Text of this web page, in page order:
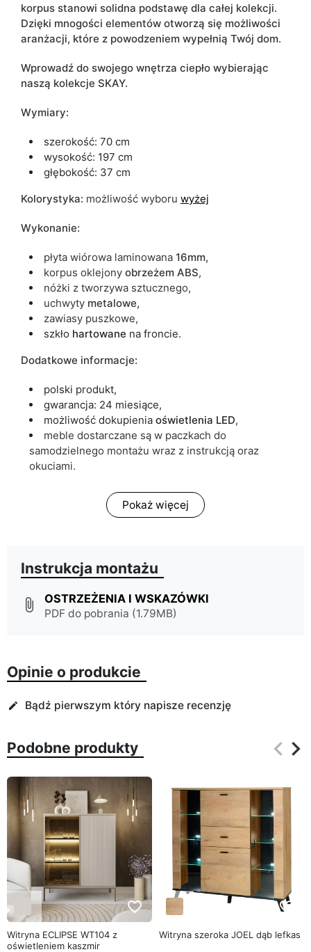
Termin dostawy: 10 dni roboczych
Ze względu na proces produkcyjny i właściwości materiałów,
możliwe są tolerancje wymiarowe na poziomie +/- 2–3 cm.
korpus stanowi solidna podstawę dla całej kolekcji.
Dzięki mnogości elementów otworzą się możliwości
aranżacji, które z powodzeniem wypełnią Twój dom.
Wprowadź do swojego wnętrza ciepło wybierając
naszą kolekcje SKAY.
Wymiary:
szerokość: 70 cm
wysokość: 197 cm
głębokość: 37 cm
Kolorystyka: możliwość wyboru wyżej
Wykonanie:
płyta wiórowa laminowana 16mm,
korpus oklejony obrzeżem ABS,
nóżki z tworzywa sztucznego,
uchwyty metalowe,
zawiasy puszkowe,
szkło hartowane na froncie.
Dodatkowe informacje:
polski produkt,
gwarancja: 24 miesiące,
możliwość dokupienia oświetlenia LED,
meble dostarczane są w paczkach do
samodzielnego montażu wraz z instrukcją oraz
okuciami.
Pokaż więcej
Instrukcja montażu
attach_file OSTRZEŻENIA I WSKAZÓWKI
PDF do pobrania (1.79MB)
Opinie o produkcie
edit Bądź pierwszym który napisze recenzję
Podobne produkty keyboard_arrow_left
keyboard_arrow_right
favorite_border
Witryna ECLIPSE WT104 z
oświetleniem kaszmir
favorite_border
Witryna szeroka JOEL dąb lefkas